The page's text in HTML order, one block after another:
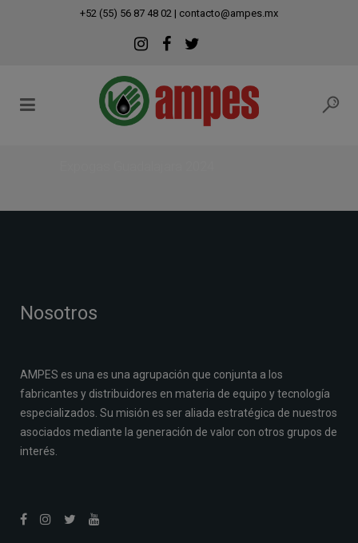
+52 (55) 56 87 48 02 | contacto@ampes.mx
Nosotros
AMPES es una es una agrupación que conjunta a los
fabricantes y distribuidores en materia de equipo y tecnología
especializados. Su misión es ser aliada estratégica de nuestros
asociados mediante la generación de valor con otros grupos de
interés.
modal-check